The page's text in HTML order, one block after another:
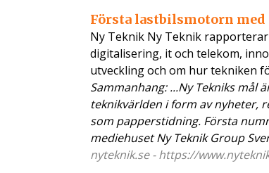
Första lastbilsmotorn med
Ny Teknik Ny Teknik
digitalisering, it och telekom,
utveckling och om hur tekniken
Sammanhang: ...Ny Tekniks mål
teknikvärlden i form av nyheter,
som papperstidning. Första
mediehuset Ny Teknik Group
nyteknik.se - https://